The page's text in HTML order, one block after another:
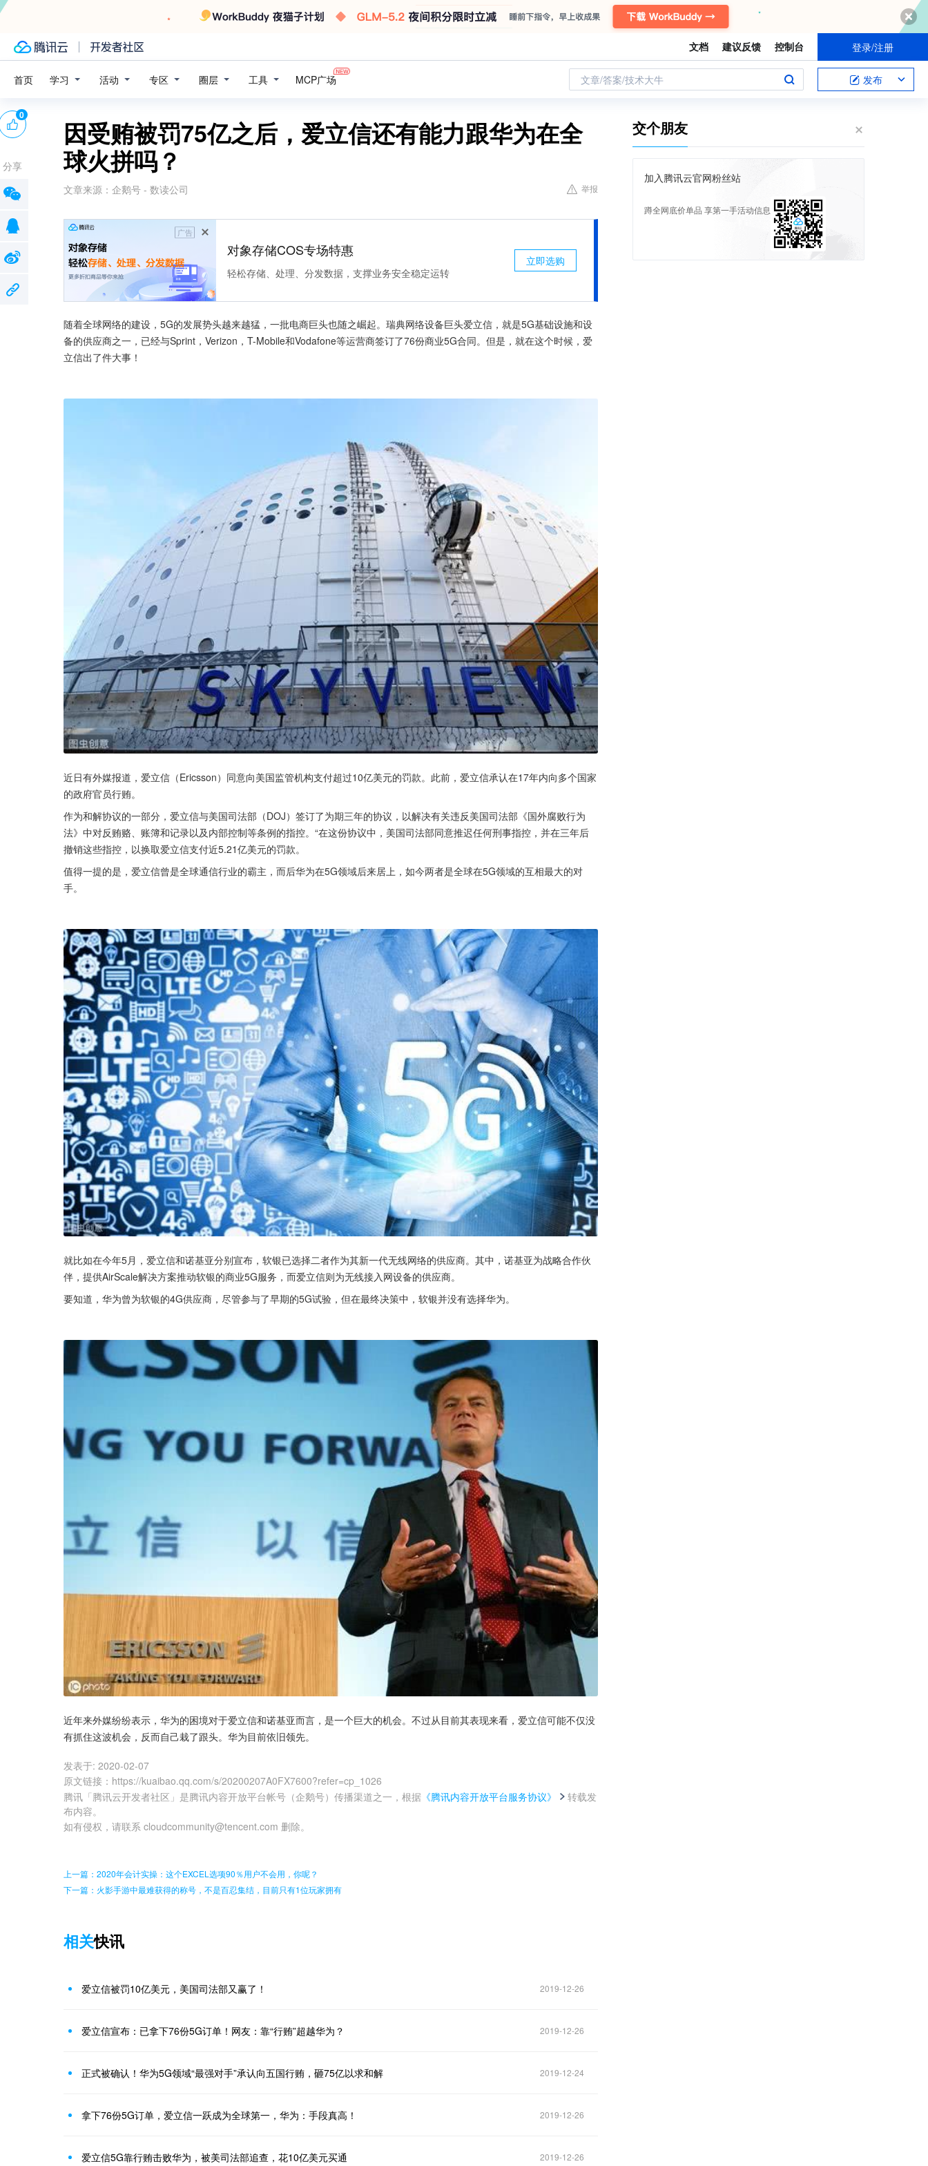
文档 建议反馈 控制台 登录/注册
首页 学习 活动 专区 圈层 工具 MCP广场 文章/答案/技术大牛 发布
因受贿被罚75亿之后，爱立信还有能力跟华为在全
球火拼吗？
文章来源： 企鹅号 - 数读公司 举报
广告
对象存储COS专场特惠
轻松存储、处理、分发数据，支撑业务安全稳定运转
立即选购
随着全球网络的建设，5G的发展势头越来越猛，一批电商巨头也随之崛起。瑞典网络设备巨头爱立信，就是5G基础设施和设
备的供应商之一，已经与Sprint，Verizon，T-Mobile和Vodafone等运营商签订了76份商业5G合同。但是，就在这个时候，爱
立信出了件大事！
近日有外媒报道，爱立信（Ericsson）同意向美国监管机构支付超过10亿美元的罚款。此前，爱立信承认在17年内向多个国家
的政府官员行贿。
作为和解协议的一部分，爱立信与美国司法部（DOJ）签订了为期三年的协议，以解决有关违反美国司法部《国外腐败行为
法》中对反贿赂、账簿和记录以及内部控制等条例的指控。“在这份协议中，美国司法部同意推迟任何刑事指控，并在三年后
撤销这些指控，以换取爱立信支付近5.21亿美元的罚款。
值得一提的是，爱立信曾是全球通信行业的霸主，而后华为在5G领域后来居上，如今两者是全球在5G领域的互相最大的对
手。
就比如在今年5月，爱立信和诺基亚分别宣布，软银已选择二者作为其新一代无线网络的供应商。其中，诺基亚为战略合作伙
伴，提供AirScale解决方案推动软银的商业5G服务，而爱立信则为无线接入网设备的供应商。
要知道，华为曾为软银的4G供应商，尽管参与了早期的5G试验，但在最终决策中，软银并没有选择华为。
近年来外媒纷纷表示，华为的困境对于爱立信和诺基亚而言，是一个巨大的机会。不过从目前其表现来看，爱立信可能不仅没
有抓住这波机会，反而自己栽了跟头。华为目前依旧领先。
发表于: 2020-02-07
原文链接 ： https://kuaibao.qq.com/s/20200207A0FX7600?refer=cp_1026
腾讯「腾讯云开发者社区」是腾讯内容开放平台帐号（企鹅号）传播渠道之一，根据 《腾讯内容开放平台服务协议》
转载发
布内容。
如有侵权，请联系 cloudcommunity@tencent.com 删除。
0
分享
上一篇：2020年会计实操：这个EXCEL选项90％用户不会用，你呢？
下一篇：火影手游中最难获得的称号，不是百忍集结，目前只有1位玩家拥有
相关快讯
爱立信被罚10亿美元，美国司法部又赢了！ 2019-12-26
爱立信宣布：已拿下76份5G订单！网友：靠“行贿”超越华为？ 2019-12-26
正式被确认！华为5G领域“最强对手”承认向五国行贿，砸75亿以求和解 2019-12-24
拿下76份5G订单，爱立信一跃成为全球第一，华为：手段真高！ 2019-12-26
爱立信5G靠行贿击败华为，被美司法部追查，花10亿美元买通 2019-12-26
交个朋友
加入腾讯云官网粉丝站
蹲全网底价单品 享第一手活动信息